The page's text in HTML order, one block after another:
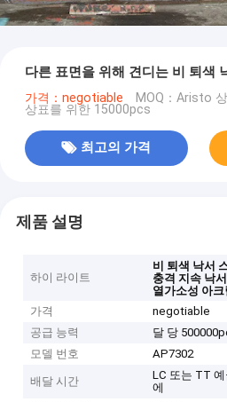
다른 표면을 위해 견디는 비 퇴색
가격：negotiable MOQ：Aristo
상표를 위한 15000pcs
최고의 가격
제품 설명
하이 라이트
비 퇴색 낙서
충격 지속 낙
열가소성 아
가격
negotiable
공급 능력
달 당
모델 번호
AP7302
배달 시간
LC 또는 TT
에